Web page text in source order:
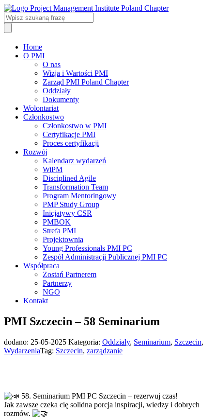
Home
O PMI
O nas
Wizja i Wartości PMI
Zarząd PMI Poland Chapter
Oddziały
Dokumenty
Wolontariat
Członkostwo
Członkostwo w PMI
Certyfikacje PMI
Proces certyfikacji
Rozwój
Kalendarz wydarzeń
WiPM
Disciplined Agile
Transformation Team
Program Mentoringowy
PMP Study Group
Inicjatywy CSR
PMBOK
Strefa PMI
Projektownia
Young Professionals PMI PC
Zespół Administracji Publicznej PMI PC
Współpraca
Zostań Partnerem
Partnerzy
NGO
Kontakt
PMI Szczecin – 58 Seminarium
dodano: 25-05-2025 Kategoria: Oddziały, Seminarium, Szczecin,
WydarzeniaTag: Szczecin, zarządzanie
58. Seminarium PMI PC Szczecin – rezerwuj czas!
Jak zawsze czeka cię solidna porcja inspiracji, wiedzy i dobrych
rozmów.